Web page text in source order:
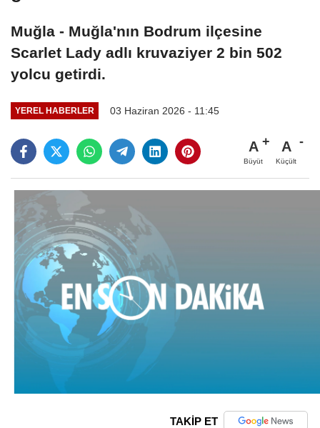
Muğla - Muğla'nın Bodrum ilçesine
Scarlet Lady adlı kruvaziyer 2 bin 502
yolcu getirdi.
YEREL HABERLER 03 Haziran 2026 - 11:45
A
Büyüt
A
Küçült
TAKİP ET